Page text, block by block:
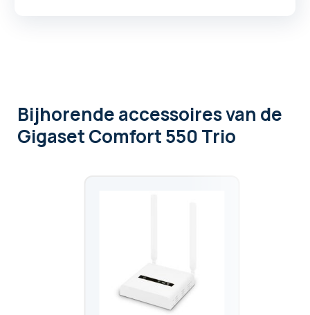
Bijhorende accessoiresvan de
Gigaset Comfort 550 Trio